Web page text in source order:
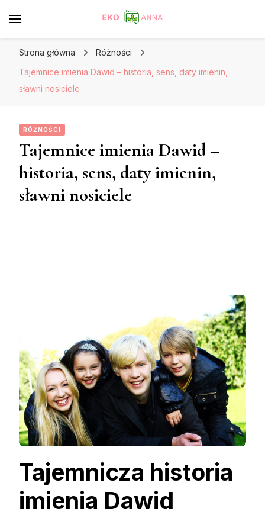
Strona główna
Różności
Tajemnice imienia Dawid – historia, sens, daty imienin,
sławni nosiciele
RÓŻNOŚCI
Tajemnice imienia Dawid –
historia, sens, daty imienin,
sławni nosiciele
Tajemnicza historia
imienia Dawid